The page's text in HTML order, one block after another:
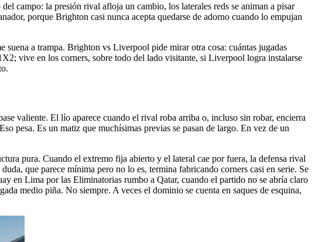
campo: la presión rival afloja un cambio, los laterales reds se animan a pisar
porque Brighton casi nunca acepta quedarse de adorno cuando lo empujan
suena a trampa. Brighton vs Liverpool pide mirar otra cosa: cuántas jugadas
vive en los corners, sobre todo del lado visitante, si Liverpool logra instalarse
valiente. El lío aparece cuando el rival roba arriba o, incluso sin robar, encierra
pesa. Es un matiz que muchísimas previas se pasan de largo. En vez de un
pura. Cuando el extremo fija abierto y el lateral cae por fuera, la defensa rival
que parece mínima pero no lo es, termina fabricando corners casi en serie. Se
en Lima por las Eliminatorias rumbo a Qatar, cuando el partido no se abría claro
medio piña. No siempre. A veces el dominio se cuenta en saques de esquina,